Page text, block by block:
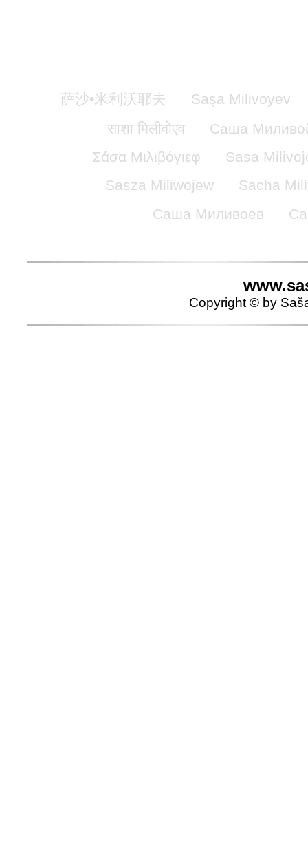
萨沙•米利沃耶夫
Saşa Milivoyev
साशा मिलीवोएव
Саша
Σάσα Μιλιβόγιεφ
Sasa
Sasza Miliwojew
Sacha
Саша Миливоев
Copyright © by